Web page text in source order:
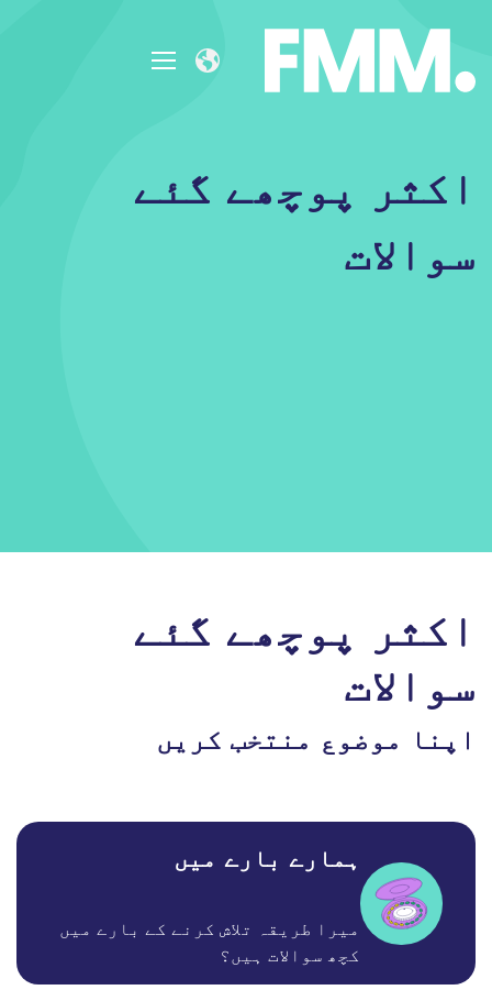
اکثر پوچھے گئے
سوالات
اکثر پوچھے گئے
سوالات
اپنا موضوع منتخب کریں
ہمارے بارے میں
میرا طریقہ تلاش کرنے کے بارے میں
کچھ سوالات ہیں؟